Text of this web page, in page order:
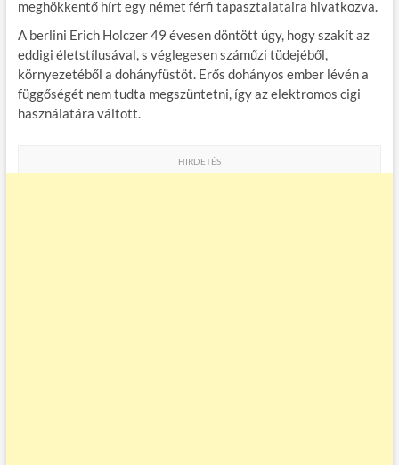
b
o
o
k
er
bl
r
es
t
m
e
g
meghökkentő hírt egy német férfi tapasztalataira hivatkozva.
A berlini Erich Holczer 49 évesen döntött úgy, hogy szakít az
eddigi életstílusával, s véglegesen száműzi tüdejéből,
környezetéből a dohányfüstöt. Erős dohányos ember lévén a
függőségét nem tudta megszüntetni, így az elektromos cigi
használatára váltott.
HIRDETÉS